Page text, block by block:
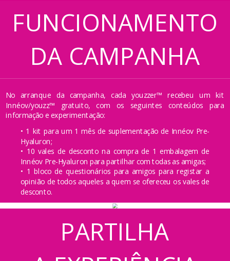
FUNCIONAMENTO
DA CAMPANHA
No arranque da campanha, cada youzzer™ recebeu um kit
Innéov/youzz™ gratuito, com os seguintes conteúdos para
informação e experimentação:
• 1 kit para um 1 mês de suplementação de Innéov Pre-
Hyaluron;
• 10 vales de desconto na compra de 1 embalagem de
Innéov Pre-Hyaluron para partilhar com todas as amigas;
• 1 bloco de questionários para amigos para registar a
opinião de todos aqueles a quem se ofereceu os vales de
desconto.
PARTILHA